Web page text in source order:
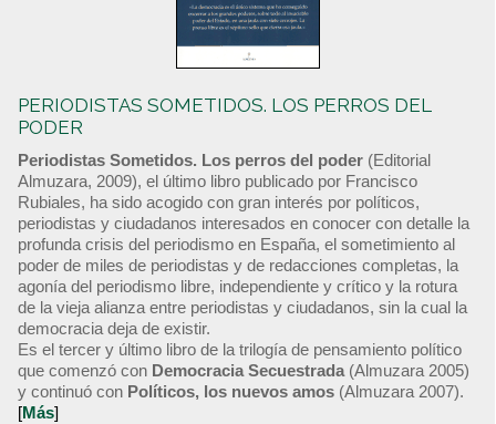
PERIODISTAS SOMETIDOS. LOS PERROS DEL
PODER
Periodistas Sometidos. Los perros del poder (Editorial
Almuzara, 2009), el último libro publicado por Francisco
Rubiales, ha sido acogido con gran interés por políticos,
periodistas y ciudadanos interesados en conocer con detalle la
profunda crisis del periodismo en España, el sometimiento al
poder de miles de periodistas y de redacciones completas, la
agonía del periodismo libre, independiente y crítico y la rotura
de la vieja alianza entre periodistas y ciudadanos, sin la cual la
democracia deja de existir.
Es el tercer y último libro de la trilogía de pensamiento político
que comenzó con Democracia Secuestrada (Almuzara 2005)
y continuó con Políticos, los nuevos amos (Almuzara 2007).
[Más]